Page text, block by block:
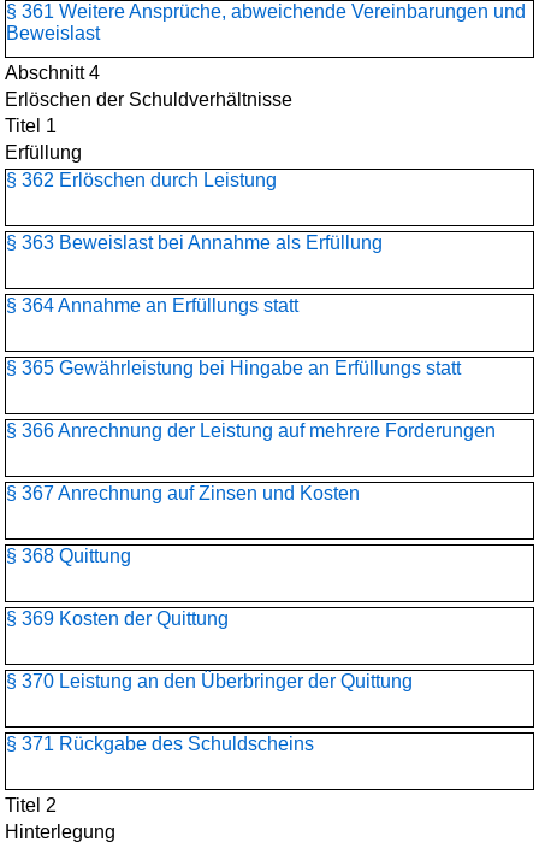
§ 361 Weitere Ansprüche, abweichende Vereinbarungen und
Beweislast
Abschnitt 4
Erlöschen der Schuldverhältnisse
Titel 1
Erfüllung
§ 362 Erlöschen durch Leistung
§ 363 Beweislast bei Annahme als Erfüllung
§ 364 Annahme an Erfüllungs statt
§ 365 Gewährleistung bei Hingabe an Erfüllungs statt
§ 366 Anrechnung der Leistung auf mehrere Forderungen
§ 367 Anrechnung auf Zinsen und Kosten
§ 368 Quittung
§ 369 Kosten der Quittung
§ 370 Leistung an den Überbringer der Quittung
§ 371 Rückgabe des Schuldscheins
Titel 2
Hinterlegung